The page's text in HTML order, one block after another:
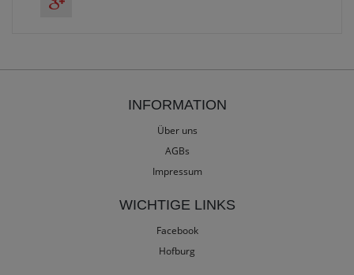
INFORMATION
Über uns
AGBs
Impressum
WICHTIGE LINKS
Facebook
Hofburg